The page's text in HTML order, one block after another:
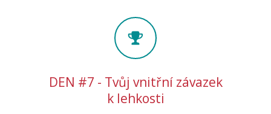
DEN #7 - Tvůj vnitřní závazek
k lehkosti